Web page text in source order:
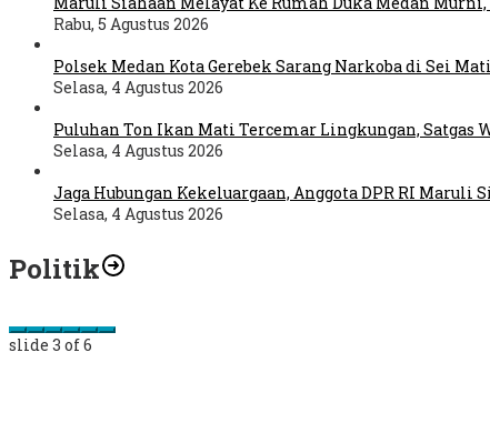
Rabu, 5 Agustus 2026
Polsek Medan Kota Gerebek Sarang Narkoba di Sei
Selasa, 4 Agustus 2026
Puluhan Ton Ikan Mati Tercemar Lingkungan, Satgas
Selasa, 4 Agustus 2026
Jaga Hubungan Kekeluargaan, Anggota DPR RI Maruli
Selasa, 4 Agustus 2026
Politik
slide 3 of 6